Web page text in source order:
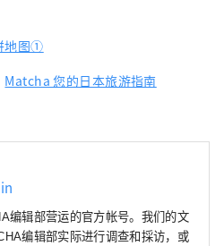
地图①
Matcha 您的日本旅游指南
编辑部营运的官方帐号。我们的文
编辑部实际进行调查和採访，或